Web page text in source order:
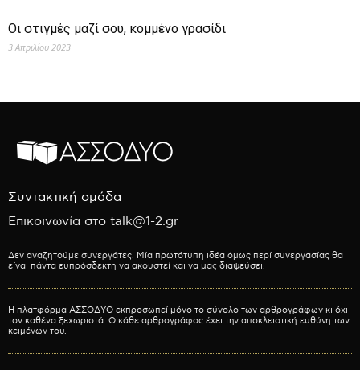
Οι στιγμές μαζί σου, κομμένο γρασίδι
3 Απριλίου 2023
Συντακτική ομάδα
Επικοινωνία στο talk@1-2.gr
Δεν αναζητούμε συνεργάτες. Μία πρωτότυπη ιδέα όμως περί συνεργασίας θα
είναι πάντα ευπρόσδεκτη να ακουστεί και να μας διαψεύσει.
Η πλατφόρμα ΑΣΣΟΔΥΟ εκπροσωπεί μόνο το σύνολο των αρθρογράφων κι όχι
τον καθένα ξεχωριστά. Ο κάθε αρθρογράφος έχει την αποκλειστική ευθύνη των
κειμένων του.